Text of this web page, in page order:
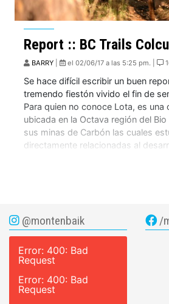
Report :: BC Trails
BARRY el 02/06/17 a las 5:25 pm. |
Se hace difícil escribir un buen
tremendo fiestón vivido el fin de
Para quien no conoce Lota, es una
ubicada en la Octava región del
sus minas de Carbón las cuales
directamente relacionadas al
@montenbaik
Error: 400: Bad
Request
Error: 400: Bad
Request
/